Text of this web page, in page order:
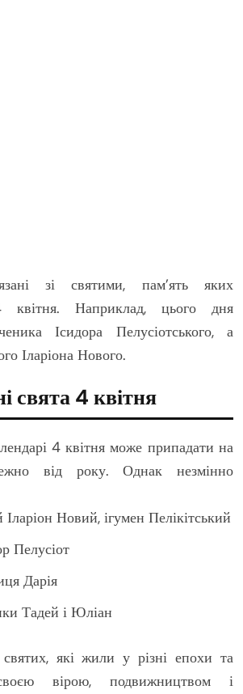
зі святими, пам’ять яких
квітня. Наприклад, цього дня
Ісидора Пелусіотського, а
Іларіона Нового.
свята 4 квітня
4 квітня може припадати на
від року. Однак незмінно
Новий, ігумен Пелікітський
Пелусіот
Дарія
Тадей і Юліан
які жили у різні епохи та
вірою, подвижництвом і